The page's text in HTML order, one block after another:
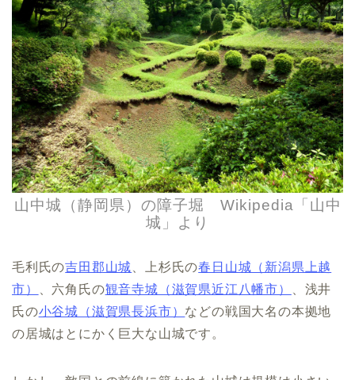
山中城（静岡県）の障子堀 Wikipedia「 山中
城 」より
毛利氏の吉田郡山城 、上杉氏の春日山城（新潟県上越
市）
、六角氏の観音寺城（滋賀県近江八幡市）
、浅井
氏の小谷城（滋賀県長浜市） などの戦国大名の本拠地
の居城はとにかく巨大な山城です。